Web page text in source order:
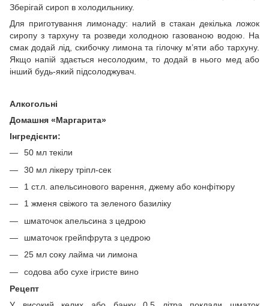
Зберігай сироп в холодильнику.
Для приготування лимонаду: налий в стакан декілька ложок
сиропу з тархуну та розведи холодною газованою водою. На
смак додай лід, скибочку лимона та гілочку м’яти або тархуну.
Якщо напій здається несолодким, то додай в нього мед або
інший будь-який підсолоджувач.
Алкогольні
Домашня «Маргарита»
Інгредієнти:
50 мл текіли
30 мл лікеру тріпл-сек
1 ст.л. апельсинового варення, джему або конфітюру
1 жменя свіжого та зеленого базиліку
шматочок апельсина з цедрою
шматочок грейпфрута з цедрою
25 мл соку лайма чи лимона
содова або сухе ігристе вино
Рецепт